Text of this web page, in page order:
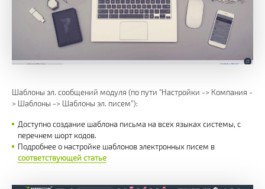
Шаблоны эл. сообщений модуля (по пути "Настройки -> Компания -
> Шаблоны -> Шаблоны эл. писем"):
Доступно создание шаблона письма на всех языках системы, с
перечнем шорт кодов.
Подробнее о настройке шаблонов электронных писем в
соответствующей статье